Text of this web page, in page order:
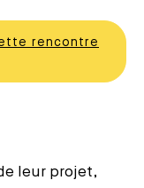
rencontre
leur projet,